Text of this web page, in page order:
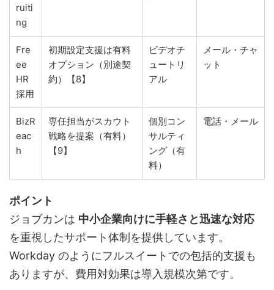
ruiti
ng
Fre
ee
HR
採用
初期設定支援は有料
オプション（別途契
約）【8】
ビデオチ
ュートリ
アル
メール・チャ
ット
BizR
eac
h
専任担当がスカウト
戦略を提案（有料）
【9】
個別コン
サルティ
ング（有
料）
電話・メール
ポイント
ジョブカンは 中小企業向けに手軽さと迅速な対応
を重視したサポート体制を提供しています。
Workday のようにフルスイートでの包括的支援も
ありますが、費用対効果は導入規模次第です。